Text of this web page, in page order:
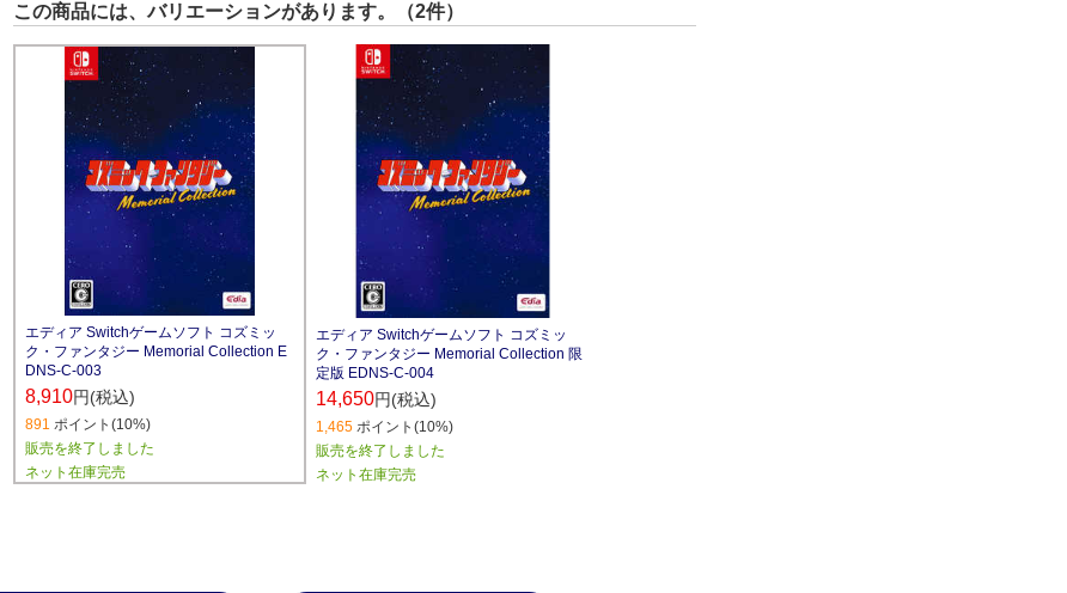
この商品には、バリエーションがあります。（2件）
エディア Switchゲームソフト コズミッ
ク・ファンタジー Memorial Collection E
DNS-C-003
8,910円(税込)
891 ポイント(10%)
販売を終了しました
ネット在庫完売
エディア Switchゲームソフト コズミッ
ク・ファンタジー Memorial Collection 限
定版 EDNS-C-004
14,650円(税込)
1,465 ポイント(10%)
販売を終了しました
ネット在庫完売